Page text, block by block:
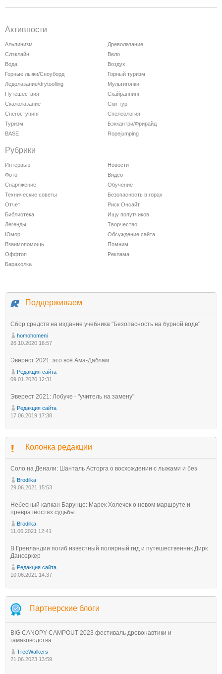
Активности
Альпинизм
Древолазание
Слэклайн
Вело
Вода
Воздух
Горные лыжи/Сноуборд
Горный туризм
Ледолазание/drytoolling
Мультигонки
Путешествия
Скайраннинг
Скалолазание
Ски-тур
Снегоступинг
Спелеология
Туризм
Бэккантри/Фрирайд
BASE
Ropejumping
Рубрики
Интервью
Новости
Фото
Видео
Снаряжение
Обучение
Технические советы
Безопасность в горах
Отчет
Риск Онсайт
Библиотека
Ищу попутчиков
Легенды
Творчество
Юмор
Обсуждение сайта
Взаимопомощь
Помним
Оффтоп
Реклама
Барахолка
Поддерживаем
Сбор средств на издание учебника "Безопасность на бурной воде"
homohomeni
26.10.2020 16:57
Эверест 2021: это всё Ама-Даблам
Редакция сайта
09.01.2020 12:31
Эверест 2021: Лобуче - "учитель на замену"
Редакция сайта
17.06.2019 17:38
Колонка редакции
Соло на Денали: Шанталь Асторга о восхождении с лыжами и без
Brodilka
29.06.2021 15:53
Небесный капкан Барунце: Марек Холечек о новом маршруте и
превратностях судьбы
Brodilka
11.06.2021 12:41
В Гренландии погиб известный полярный гид и путешественник Дирк
Дансеркер
Редакция сайта
10.06.2021 14:37
Партнерские блоги
BIG CANOPY CAMPOUT 2023 фестиваль древонавтики и
гамаководства
TreeWalkers
21.06.2023 13:59